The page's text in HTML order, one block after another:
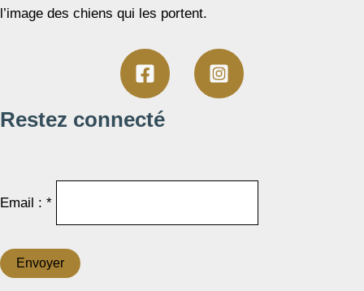
l’image des chiens qui les portent.
Restez connecté
Email : *